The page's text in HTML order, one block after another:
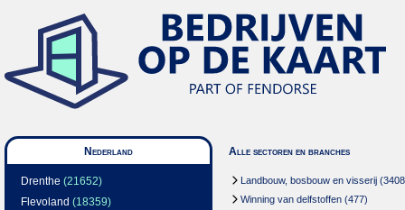
Nederland
Drenthe (21652)
Flevoland (18359)
Alle sectoren en branches
Landbouw, bosbouw en visserij
Winning van delfstoffen (477)